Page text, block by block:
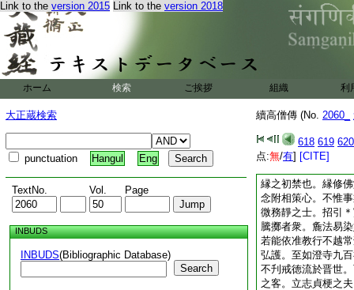
Link to the version 2015 Link to the version 2018
ホーム 検索 ご挨拶 組織 利
大正蔵検索
punctuation Hangul Eng
TextNo. Vol. Page
INBUDS
INBUDS(Bibliographic Database)
Search
續高僧傳 (No. 2060_
618 619 620
点:無/有] [CITE]
斯目也。慧休論 7
深小。騰實復
疎野廣讀多誦。情
無知隨念交集。所
就務鑚研其人無幾
牛毛麟角頗爲近實
避生靈。惟恐福業
則不聞大聖之明誡
縁之初禁也。縁修
念附相策心。不惟
微務靜之士。招引
騰擲者衆。麁法易
若能依准教行不越
弘護。至如澄寺九
不刋戒徳流於晋世
之客。立志貞梗之